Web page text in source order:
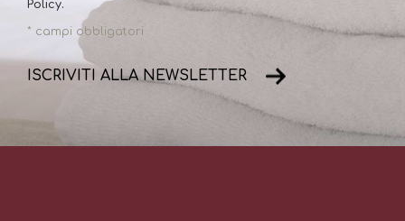
Policy.
* campi obbligatori